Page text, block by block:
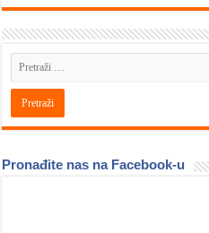
Pronađite nas na Facebook-u